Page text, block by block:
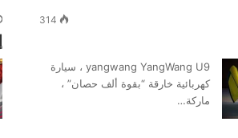
314
yangwang YangWang U9 ، سيارة
كهربائية خارقة “بقوة ألف حصان” ،
ماركة…